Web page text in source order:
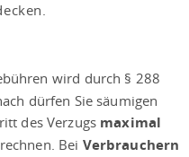
wird durch § 288
dürfen Sie säumigen
des Verzugs maximal
Bei Verbrauchern